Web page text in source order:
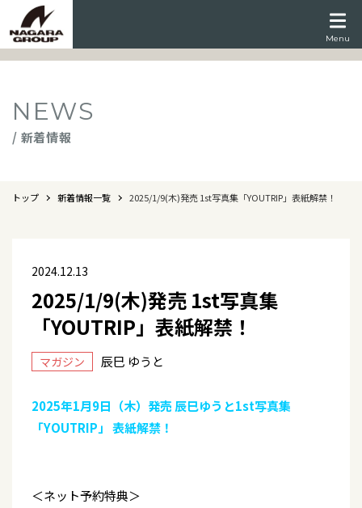
Menu
NEWS
/ 新着情報
トップ 新着情報一覧 2025/1/9(木)発売 1st写真集「YOUTRIP」表紙解禁！
2024.12.13
2025/1/9(木)発売 1st写真集
「YOUTRIP」表紙解禁！
マガジン 辰巳 ゆうと
2025年1月9日（木）発売 辰巳ゆうと1st写真集
「YOUTRIP」 表紙解禁！
＜ネット予約特典＞